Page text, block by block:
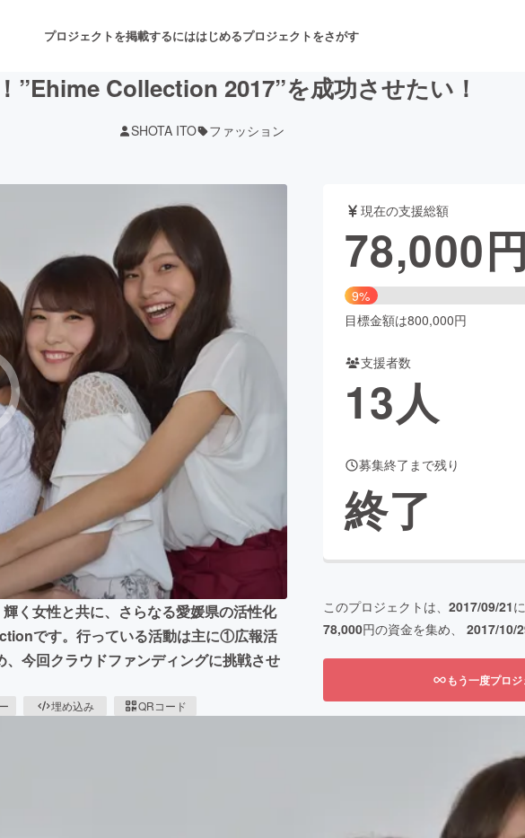
プロジェクトを掲載するにははじめるプロジェクトをさがす
舞台・パフォーマンス
ゲーム・サービス開発 フ
書籍・雑誌出版
チャレンジ ビューティー・ヘルスケア
CAMPFIRE for Social Good
CAMPFIREふるさと納税
”Ehime Collection 2017”を成功させたい！
SHOTA ITO ファッション
く女性と共に、さらなる愛媛県の活性化
です。行っている活動は主に①広報活
今回クラウドファンディングに挑戦させ
埋め込み QRコード
現在の支援総額
78,000円
9%
目標金額は800,000円
支援者数
13人
募集終了まで残り
終了
このプロジェクトは、 2017/09/21
78,000円の資金を集め、 2017/10/
もう一度プロ